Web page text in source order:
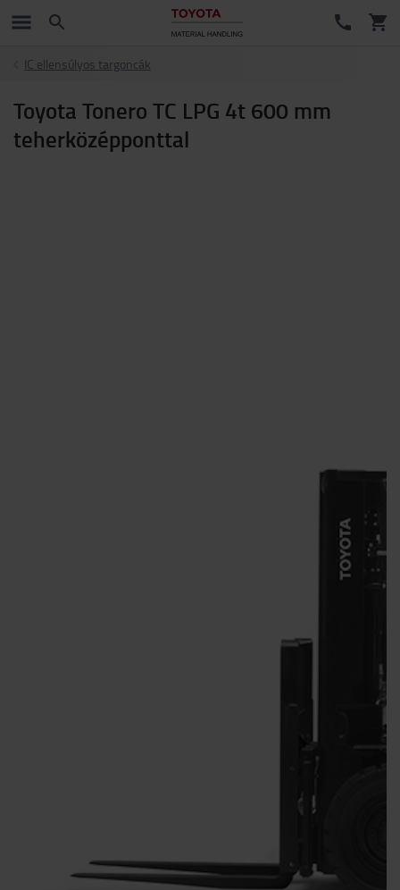
IC ellensúlyos targoncák
Toyota Tonero TC LPG 4t 600 mm
teherközépponttal